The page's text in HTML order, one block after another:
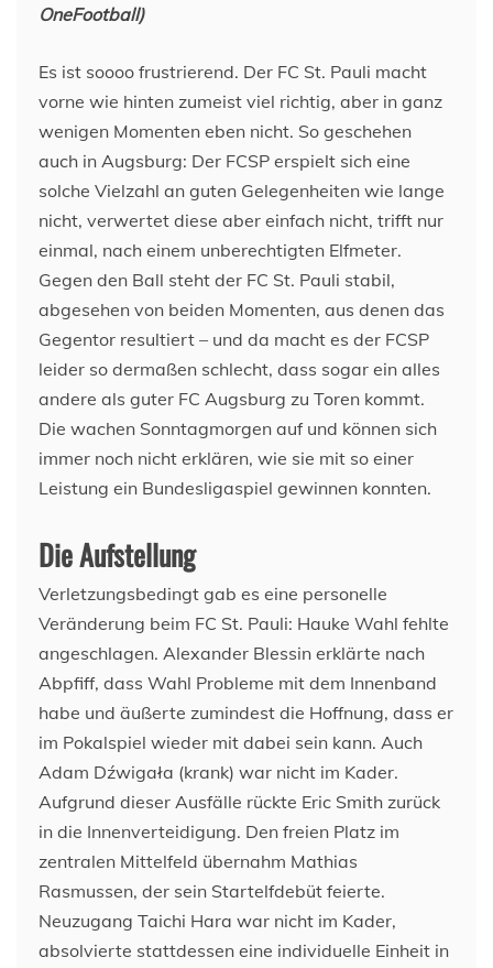
OneFootball)
Es ist soooo frustrierend. Der FC St. Pauli macht
vorne wie hinten zumeist viel richtig, aber in ganz
wenigen Momenten eben nicht. So geschehen
auch in Augsburg: Der FCSP erspielt sich eine
solche Vielzahl an guten Gelegenheiten wie lange
nicht, verwertet diese aber einfach nicht, trifft nur
einmal, nach einem unberechtigten Elfmeter.
Gegen den Ball steht der FC St. Pauli stabil,
abgesehen von beiden Momenten, aus denen das
Gegentor resultiert – und da macht es der FCSP
leider so dermaßen schlecht, dass sogar ein alles
andere als guter FC Augsburg zu Toren kommt.
Die wachen Sonntagmorgen auf und können sich
immer noch nicht erklären, wie sie mit so einer
Leistung ein Bundesligaspiel gewinnen konnten.
Die Aufstellung
Verletzungsbedingt gab es eine personelle
Veränderung beim FC St. Pauli: Hauke Wahl fehlte
angeschlagen. Alexander Blessin erklärte nach
Abpfiff, dass Wahl Probleme mit dem Innenband
habe und äußerte zumindest die Hoffnung, dass er
im Pokalspiel wieder mit dabei sein kann. Auch
Adam Dźwigała (krank) war nicht im Kader.
Aufgrund dieser Ausfälle rückte Eric Smith zurück
in die Innenverteidigung. Den freien Platz im
zentralen Mittelfeld übernahm Mathias
Rasmussen, der sein Startelfdebüt feierte.
Neuzugang Taichi Hara war nicht im Kader,
absolvierte stattdessen eine individuelle Einheit in